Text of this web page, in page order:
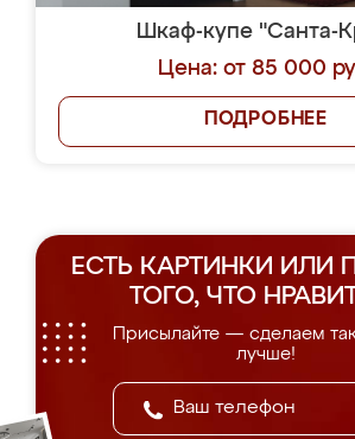
Шкаф-купе "Санта-
Цена: от 85 000
ПОДРОБНЕЕ
ЕСТЬ КАРТИНКИ ИЛИ
ТОГО, ЧТО
Присылайте — сделаем
лучше!